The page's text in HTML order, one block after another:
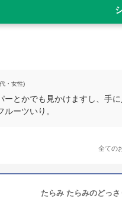
・女性)
ーとかでも見かけますし、手
ルーツいり。
全ての
たらみ たらみのどっ